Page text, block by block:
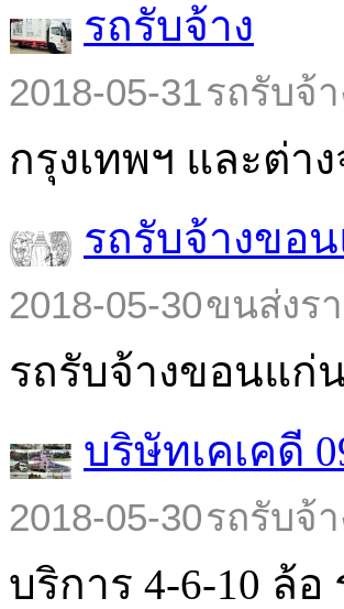
รถรับจ้าง
2018-05-31รถรับจ้
กรุงเทพฯ และต่า
รถรับจ้างขอ
2018-05-30ขนส่งร
รถรับจ้างขอนแก่
บริษัทเคเคดี
2018-05-30รถรับจ้
บริการ 4-6-10 ล้อ